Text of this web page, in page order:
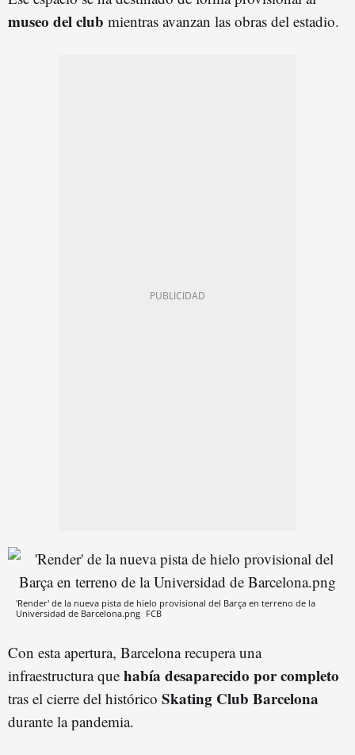
museo del club mientras avanzan las obras del estadio.
'Render' de la nueva pista de hielo provisional del Barça en terreno de la
Universidad de Barcelona.png FCB
Con esta apertura, Barcelona recupera una
infraestructura que había desaparecido por completo
tras el cierre del histórico Skating Club Barcelona
durante la pandemia.